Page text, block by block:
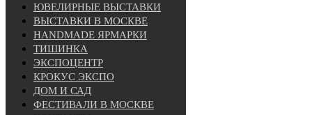
ЮВЕЛИРНЫЕ ВЫСТАВКИ
ВЫСТАВКИ В МОСКВЕ
HANDMADE ЯРМАРКИ
ТИШИНКА
ЭКСПОЦЕНТР
КРОКУС ЭКСПО
ДОМ И САД
ФЕСТИВАЛИ В МОСКВЕ